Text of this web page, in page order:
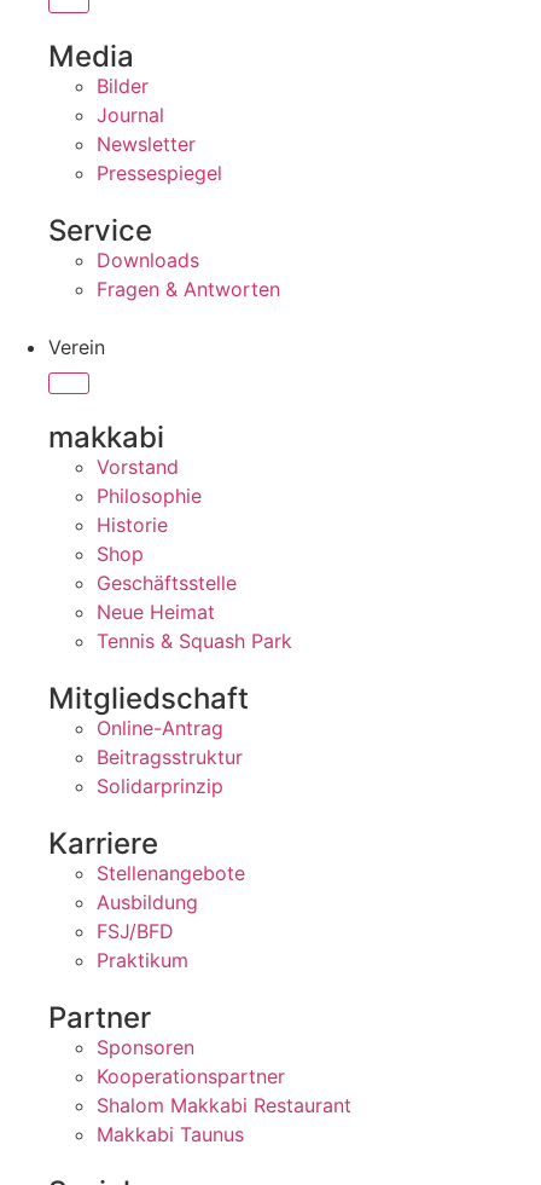
Media
Bilder
Journal
Newsletter
Pressespiegel
Service
Downloads
Fragen & Antworten
Verein
makkabi
Vorstand
Philosophie
Historie
Shop
Geschäftsstelle
Neue Heimat
Tennis & Squash Park
Mitgliedschaft
Online-Antrag
Beitragsstruktur
Solidarprinzip
Karriere
Stellenangebote
Ausbildung
FSJ/BFD
Praktikum
Partner
Sponsoren
Kooperationspartner
Shalom Makkabi Restaurant
Makkabi Taunus